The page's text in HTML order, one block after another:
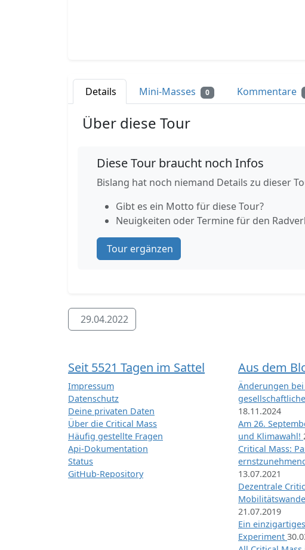
Details Mini-Masses 0 Kommentare
Über diese Tour
Diese Tour braucht noch Infos
Bislang hat noch niemand Details zu dieser
Gibt es ein Motto für diese Tour?
Neuigkeiten oder Termine für den
Tour ergänzen
29.04.2022
Seit 5521 Tagen im Sattel
Impressum
Datenschutz
Deine privaten Daten
Über die Critical Mass
Häufig gestellte Fragen
Api-Dokumentation
Status
GitHub-Repository
Aus dem
Änderungen
18.11.2024
Am 26.
und Klimawahl!
Critical Mass:
13.07.2021
Dezentrale
21.07.2019
Ein
Experiment